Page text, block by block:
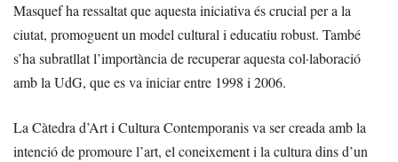
Masquef ha ressaltat que aquesta iniciativa és crucial per a la
ciutat, promoguent un model cultural i educatiu robust. També
s’ha subratllat l’importància de recuperar aquesta col·laboració
amb la UdG, que es va iniciar entre 1998 i 2006.
La Càtedra d’Art i Cultura Contemporanis va ser creada amb la
intenció de promoure l’art, el coneixement i la cultura dins d’un